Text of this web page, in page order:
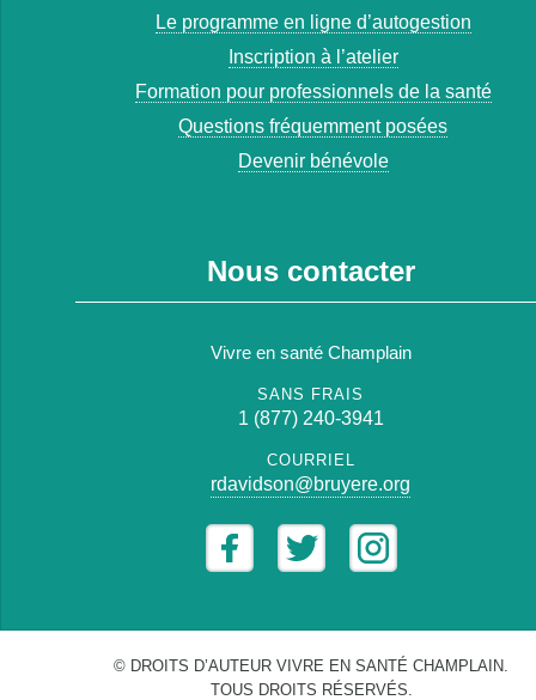
Le programme en ligne d’autogestion
Inscription à l’atelier
Formation pour professionnels de la santé
Questions fréquemment posées
Devenir bénévole
Nous contacter
Vivre en santé Champlain
SANS FRAIS
1 (877) 240-3941
COURRIEL
rdavidson@bruyere.org
© DROITS D’AUTEUR VIVRE EN SANTÉ CHAMPLAIN.
TOUS DROITS RÉSERVÉS.